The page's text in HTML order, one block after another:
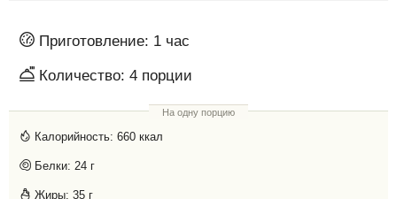
Приготовление: 1 час
Количество: 4 порции
На одну порцию
Калорийность: 660 ккал
Белки: 24 г
Жиры: 35 г